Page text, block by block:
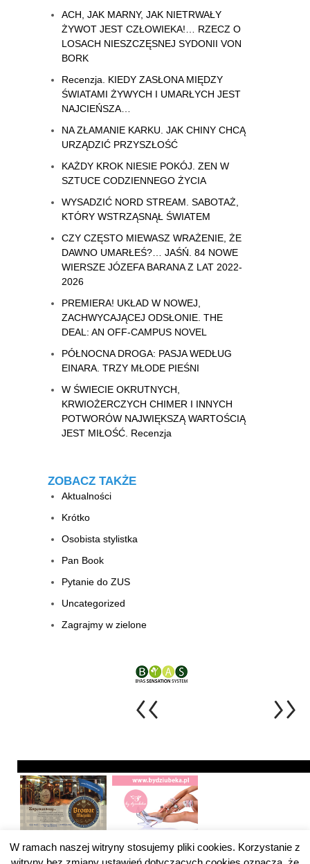
ACH, JAK MARNY, JAK NIETRWAŁY
ŻYWOT JEST CZŁOWIEKA!… RZECZ O
LOSACH NIESZCZĘSNEJ SYDONII VON
BORK
Recenzja. KIEDY ZASŁONA MIĘDZY
ŚWIATAMI ŻYWYCH I UMARŁYCH JEST
NAJCIEŃSZA…
NA ZŁAMANIE KARKU. JAK CHINY CHCĄ
URZĄDZIĆ PRZYSZŁOŚĆ
KAŻDY KROK NIESIE POKÓJ. ZEN W
SZTUCE CODZIENNEGO ŻYCIA
WYSADZIĆ NORD STREAM. SABOTAŻ,
KTÓRY WSTRZĄSNĄŁ ŚWIATEM
CZY CZĘSTO MIEWASZ WRAŻENIE, ŻE
DAWNO UMARŁEŚ?… JAŚŃ. 84 NOWE
WIERSZE JÓZEFA BARANA Z LAT 2022-
2026
PREMIERA! UKŁAD W NOWEJ,
ZACHWYCAJĄCEJ ODSŁONIE. THE
DEAL: AN OFF-CAMPUS NOVEL
PÓŁNOCNA DROGA: PASJA WEDŁUG
EINARA. TRZY MŁODE PIEŚNI
W ŚWIECIE OKRUTNYCH,
KRWIOŻERCZYCH CHIMER I INNYCH
POTWORÓW NAJWIĘKSZĄ WARTOŚCIĄ
JEST MIŁOŚĆ. Recenzja
ZOBACZ TAKŻE
Aktualności
Krótko
Osobista stylistka
Pan Book
Pytanie do ZUS
Uncategorized
Zagrajmy w zielone
W ramach naszej witryny stosujemy pliki cookies. Korzystanie z